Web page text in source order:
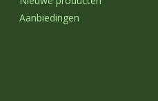
Aanbiedingen